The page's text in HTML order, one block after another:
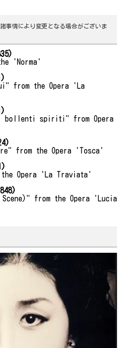
事情により変更となる場合がございま
'Norma'
from the Opera 'La
bollenti spiriti" from Opera
from the Opera 'Tosca'
Opera 'La Traviata'
from the Opera 'Lucia